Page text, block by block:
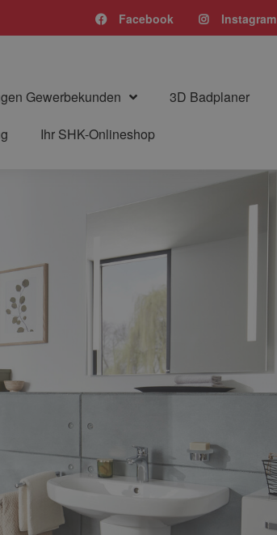
Facebook Instagram
Gewerbekunden 3D Badplaner
Ihr SHK-Onlineshop